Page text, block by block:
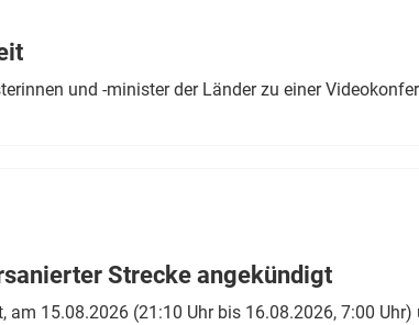
und -minister der Länder zu einer
Strecke angekündigt
15.08.2026 (21:10 Uhr bis 16.08.2026, 7:00